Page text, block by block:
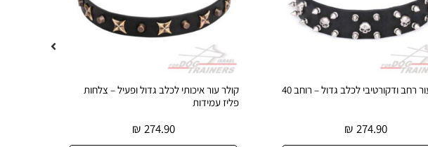
קולר עור רחב ודקורטיבי לכלב גדול – רוחב 40
274.90
₪
קולר עור איכותי לכלב גדול ופעיל – צלחות
פליז עמידות
274.90
₪